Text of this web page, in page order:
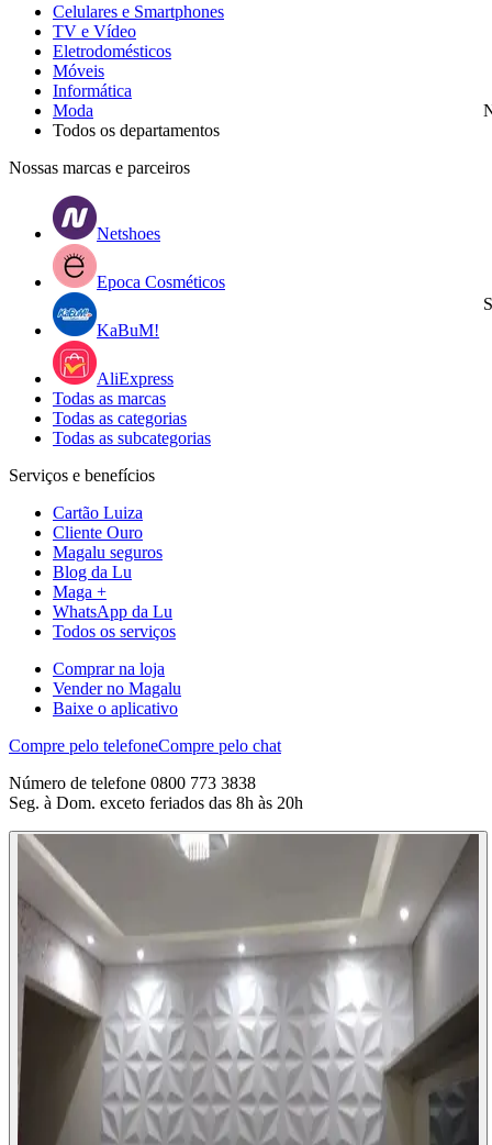
Celulares e Smartphones
TV e Vídeo
Eletrodomésticos
Móveis
Informática
Moda
Todos os departamentos
Nossas marcas e parceiros
Netshoes
Epoca Cosméticos
KaBuM!
AliExpress
Todas as marcas
Todas as categorias
Todas as subcategorias
Serviços e benefícios
Cartão Luiza
Cliente Ouro
Magalu seguros
Blog da Lu
Maga +
WhatsApp da Lu
Todos os serviços
Comprar na loja
Vender no Magalu
Baixe o aplicativo
Compre pelo telefoneCompre pelo chat
Número de telefone 0800 773 3838
Seg. à Dom. exceto feriados das 8h às 20h